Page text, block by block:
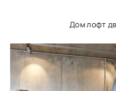
Дом лофт